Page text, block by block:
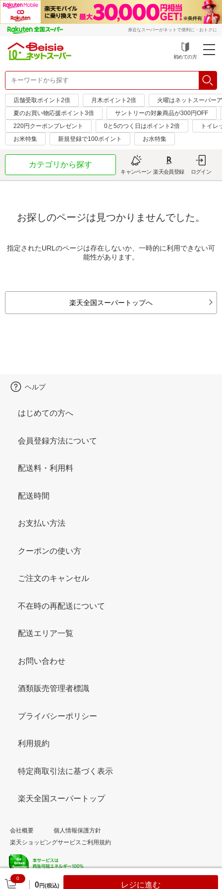
身近なスーパーがネットで便利に・おトクに
初めての方
店舗受取ポイント2倍 月木ポイント2倍
火曜はネットスーパー
夏のお買い物応援ポイント3倍
サントリーの対象商品が300円OFF
220円クーポンプレゼント
0と5のつく日はポイント2倍
トイレ
お米特集
新規登録で100ポイント お水特集
カテゴリから探す
キャンペーン 楽天会員登録 ログイン
お探しのページは見つかりませんでした。
指定されたURLのページは存在しないか、一時的に利用できない可
能性があります。
楽天全国スーパートップへ
0
0円(税込) レジに進む
ヘルプ
はじめての方へ
会員登録方法について
配送料・利用料
配送時間
お支払い方法
クーポンの使い方
ご注文のキャンセル
不在時の再配送について
配送エリア一覧
お問い合わせ
酒類販売管理者標識
プライバシーポリシー
利用規約
特定商取引法に基づく表示
楽天全国スーパートップ
会社概要
個人情報保護方針
楽天ショッピングサービスご利用規約
© Rakuten Group, Inc.